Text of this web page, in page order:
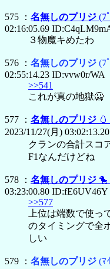
575 ： 名無しのプリジ (ﾌ
02:16:05.69
３物魔キめたわ
576 ： 名無しのプリジ (ﾌ
02:55:14.23 ID:vvw0r/WA
>>541
これが真の地獄🥶
577 ： 名無しのプリジ 🥚
2023/11/27(月)
クランの合計スコ
F1なんだけどね
578 ： 名無しのプリジ 🐤
03:23:00.80 ID:fE6UV46Y
>>577
上位は端数で使っ
のタイミングで全
しい
579 ： 名無しのプリジ (ﾏ